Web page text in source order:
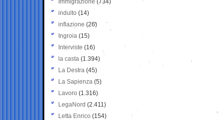
Immigrazione (734)
indulto (14)
inflazione (26)
Ingroia (15)
Interviste (16)
la casta (1.394)
La Destra (45)
La Sapienza (5)
Lavoro (1.316)
LegaNord (2.411)
Letta Enrico (154)